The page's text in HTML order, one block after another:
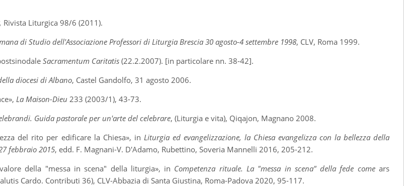
Rivista Liturgica 98/6 (2011).
di Studio dell'Associazione Professori di Liturgia Brescia 30 agosto-4 settembre 1998, CLV, Roma 1999.
Sacramentum Caritatis (22.2.2007). [in particolare nn. 38-42].
diocesi di Albano, Castel Gandolfo, 31 agosto 2006.
La Maison-Dieu233 (2003/1), 43-73.
Guida pastorale per un'arte del celebrare, (Liturgia e vita), Qiqajon, Magnano 2008.
del rito per edificare la Chiesa», in Liturgia ed evangelizzazione, la Chiesa evangelizza con la bellezza della
febbraio 2015, edd. F. Magnani-V. D'Adamo, Rubettino, Soveria Mannelli 2016, 205-212.
della "messa in scena" della liturgia», in Competenza rituale. La "messa in scena" della fede comears
Cardo. Contributi 36), CLV-Abbazia di Santa Giustina, Roma-Padova 2020, 95-117.